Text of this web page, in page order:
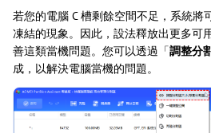
若您的電腦 C 槽剩餘空間不足，系統將
凍結的現象。因此，設法釋放出更多可
善這類當機問題。您可以透過「調整分
成，以解決電腦當機的問題。